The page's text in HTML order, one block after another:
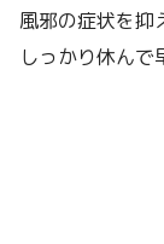
風邪の症状を抑
しっかり休んで